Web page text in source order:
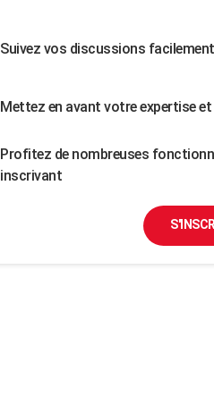
Suivez vos discussions
Mettez en avant votre expertise
Profitez de nombreuses
inscrivant